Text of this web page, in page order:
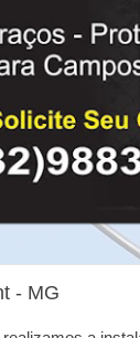
- MG